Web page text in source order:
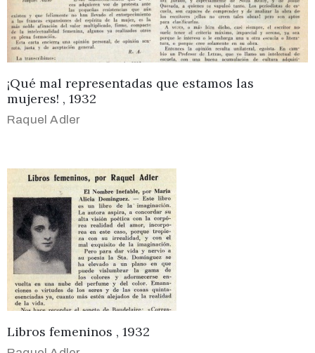
¡Qué mal representadas que estamos las
mujeres! , 1932
Raquel Adler
Libros femeninos , 1932